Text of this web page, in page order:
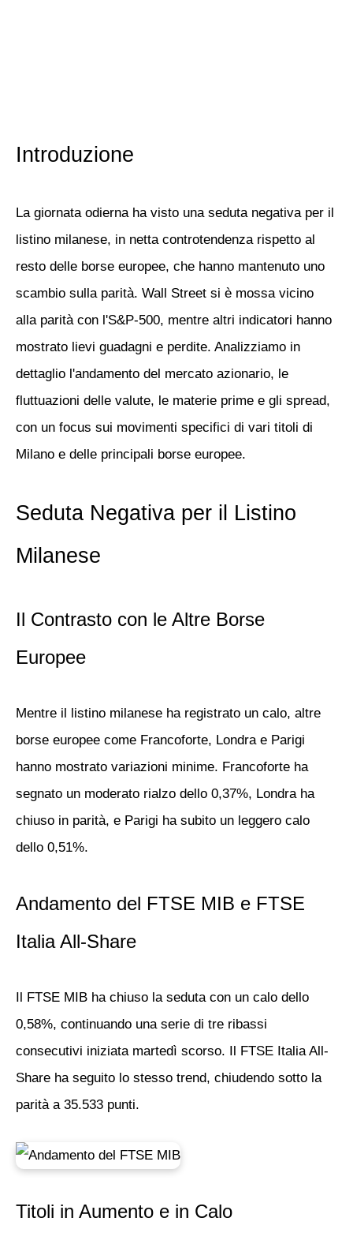
Introduzione
La giornata odierna ha visto una seduta negativa per il
listino milanese, in netta controtendenza rispetto al
resto delle borse europee, che hanno mantenuto uno
scambio sulla parità. Wall Street si è mossa vicino
alla parità con l'S&P-500, mentre altri indicatori hanno
mostrato lievi guadagni e perdite. Analizziamo in
dettaglio l'andamento del mercato azionario, le
fluttuazioni delle valute, le materie prime e gli spread,
con un focus sui movimenti specifici di vari titoli di
Milano e delle principali borse europee.
Seduta Negativa per il Listino
Milanese
Il Contrasto con le Altre Borse
Europee
Mentre il listino milanese ha registrato un calo, altre
borse europee come Francoforte, Londra e Parigi
hanno mostrato variazioni minime. Francoforte ha
segnato un moderato rialzo dello 0,37%, Londra ha
chiuso in parità, e Parigi ha subito un leggero calo
dello 0,51%.
Andamento del FTSE MIB e FTSE
Italia All-Share
Il FTSE MIB ha chiuso la seduta con un calo dello
0,58%, continuando una serie di tre ribassi
consecutivi iniziata martedì scorso. Il FTSE Italia All-
Share ha seguito lo stesso trend, chiudendo sotto la
parità a 35.533 punti.
Titoli in Aumento e in Calo